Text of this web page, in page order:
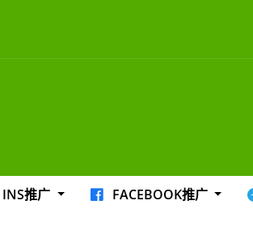
INS推广 FACEBOOK推广